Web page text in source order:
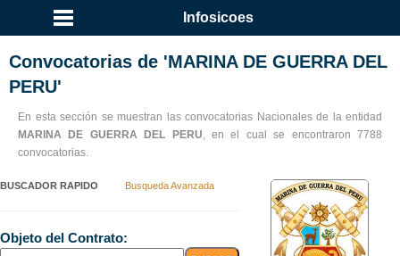
Infosicoes
Convocatorias de 'MARINA DE GUERRA DEL
PERU'
En esta sección se muestran las convocatorias Nacionales de la entidad
MARINA DE GUERRA DEL PERU, en el cual se encontraron 7788
convocatorias.
BUSCADOR RAPIDO Busqueda Avanzada
Objeto del Contrato: